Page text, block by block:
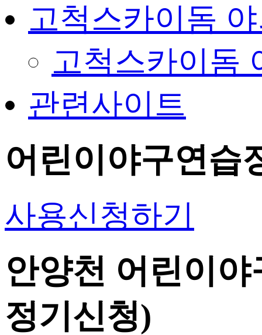
고척스카이돔
고척스카이돔
관련사이트
어린이야구연습
사용신청하기
안양천 어린이
정기신청)